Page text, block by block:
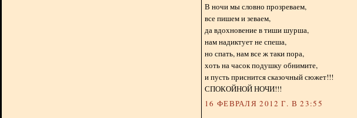
В ночи мы словно прозреваем,
все пишем и зеваем,
да вдохновение в тиши шурша,
нам надиктует не спеша,
но спать, нам все ж таки пора,
хоть на часок подушку обнимите,
и пусть приснится сказочный сюжет!!!
СПОКОЙНОЙ НОЧИ!!!
16 ФЕВРАЛЯ 2012 Г. В 23:55